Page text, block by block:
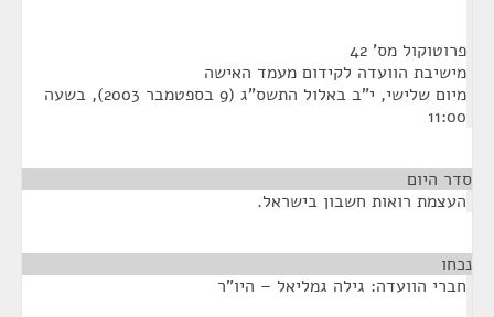
פרוטוקול מס' 42
מישיבת הוועדה לקידום מעמד האישה
מיום שלישי, י"ב באלול התשס"ג (9 בספטמבר 2003), בשעה
11:00
סדר היום
העצמת רואות חשבון בישראל.
נכחו
חברי הוועדה: גילה גמליאל – היו"ר